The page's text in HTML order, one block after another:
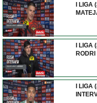
I LIGA
I LIGA
RODRI
I LIGA